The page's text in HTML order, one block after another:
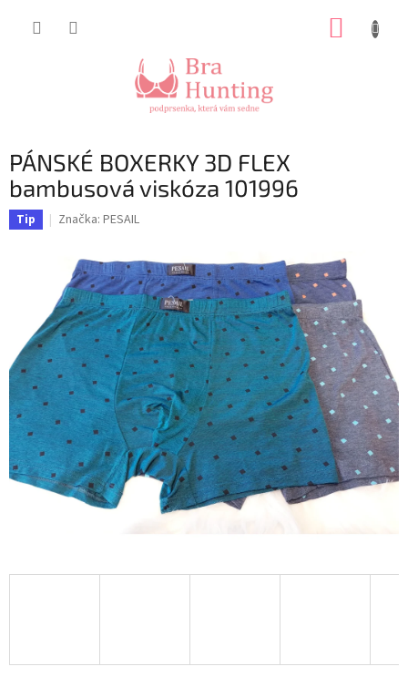
PÁNSKÉ BOXERKY 3D FLEX
bambusová viskóza 101996
Tip Značka: PESAIL